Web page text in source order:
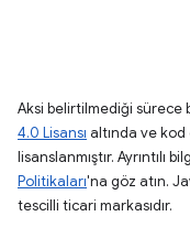
Aksi belirtilmediği sürece
4.0 Lisansı altında ve
lisanslanmıştır. Ayrıntılı
Politikaları'na göz atın.
tescilli ticari markasıdır.